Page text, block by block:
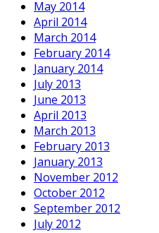
May 2014
April 2014
March 2014
February 2014
January 2014
July 2013
June 2013
April 2013
March 2013
February 2013
January 2013
November 2012
October 2012
September 2012
July 2012